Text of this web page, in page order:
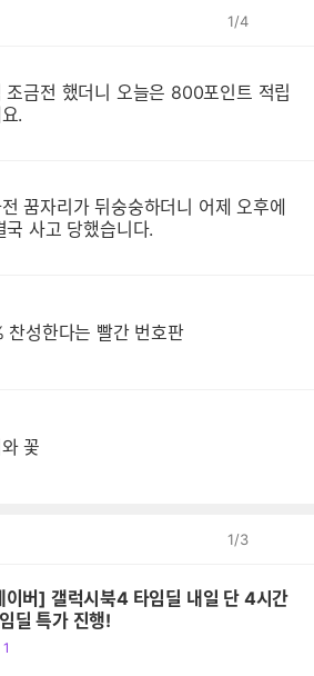
1/4
조금전 했더니 오늘은 800포인트 적립
.
꿈자리가 뒤숭숭하더니 어제 오후에
국 사고 당했습니다.
찬성한다는 빨간 번호판
꽃
1/3
이버] 갤럭시북4 타임딜 내일 단 4시간
딜 특가 진행!
공1